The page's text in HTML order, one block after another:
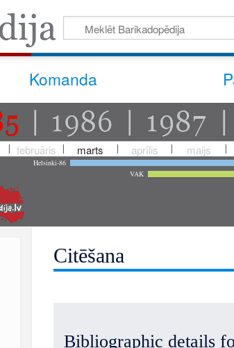
Komanda
februāris marts aprīlis maijs
Helsinki-86
VAK
Citēšana
Bibliographic details